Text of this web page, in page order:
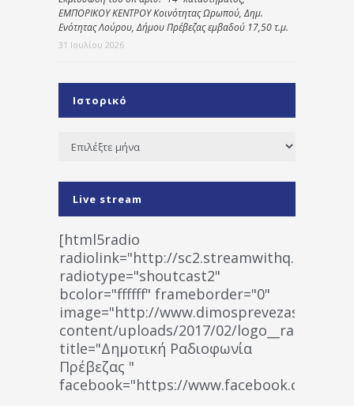
ΕΜΠΟΡΙΚΟΥ ΚΕΝΤΡΟΥ Κοινότητας Ωρωπού, Δημ.
Ενότητας Λούρου, Δήμου Πρέβεζας εμβαδού 17,50 τ.μ.
31 Ιουλίου 2026
Ιστορικό
Ιστορικό
Live stream
[html5radio
radiolink="http://
radiotype="shoutcast2"
bcolor="ffffff" frameborder="0"
image="http://www.dimosprevezas.gr/wp-
content/uploads/2017/02/
title="Δημοτική Ραδιοφωνία
Πρέβεζας "
facebook="https://www.facebook.com/